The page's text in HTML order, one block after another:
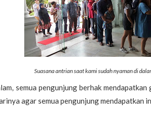
Suasana antrian saat kami sudah nyaman di
semua pengunjung berhak
agar semua pengunjung mendapatkan